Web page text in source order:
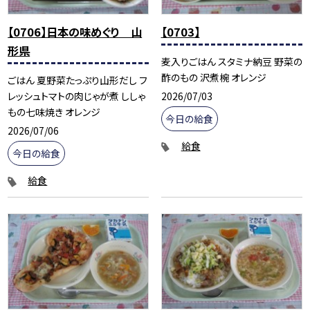
【0706】日本の味めぐり 山
形県
ごはん 夏野菜たっぷり山形だし フ
レッシュトマトの肉じゃが煮 ししゃ
もの七味焼き オレンジ
2026/07/06
今日の給食
給食
【0703】
麦入りごはん スタミナ納豆 野菜の
酢のもの 沢煮椀 オレンジ
2026/07/03
今日の給食
給食